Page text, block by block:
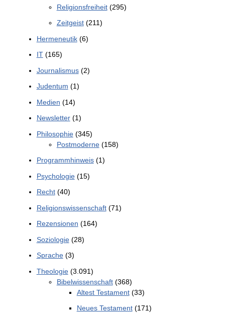
Religionsfreiheit(295)
Zeitgeist(211)
Hermeneutik(6)
IT(165)
Journalismus(2)
Judentum (1)
Medien (14)
Newsletter(1)
Philosophie(345)
Postmoderne(158)
Programmhinweis(1)
Psychologie(15)
Recht(40)
Religionswissenschaft(71)
Rezensionen (164)
Soziologie(28)
Sprache(3)
Theologie(3.091)
Bibelwissenschaft(368)
Altest Testament(33)
Neues Testament(171)